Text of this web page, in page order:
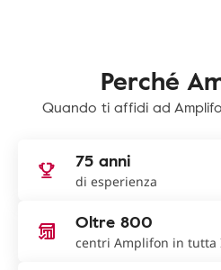
Perché
Quando ti affidi ad
75 anni
di esperienza
Oltre 800
centri Amplifon in tutta